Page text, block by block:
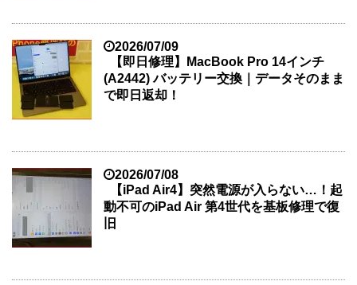
2026/07/09
【即日修理】MacBook Pro 14インチ
(A2442) バッテリー交換｜データそのまま
で即日返却！
2026/07/08
【iPad Air4】突然電源が入らない…！起
動不可のiPad Air 第4世代を基板修理で復
旧